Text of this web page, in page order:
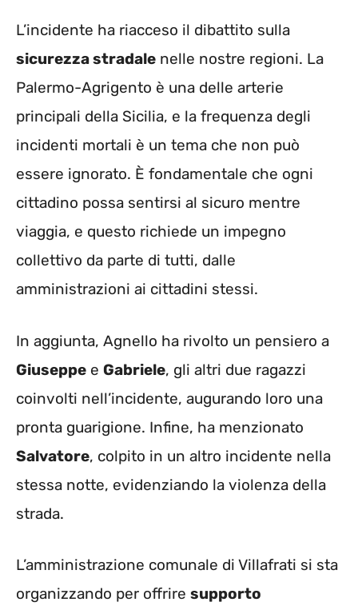
L’incidente ha riacceso il dibattito sulla
sicurezza stradale nelle nostre regioni. La
Palermo-Agrigento è una delle arterie
principali della Sicilia, e la frequenza degli
incidenti mortali è un tema che non può
essere ignorato. È fondamentale che ogni
cittadino possa sentirsi al sicuro mentre
viaggia, e questo richiede un impegno
collettivo da parte di tutti, dalle
amministrazioni ai cittadini stessi.
In aggiunta, Agnello ha rivolto un pensiero a
Giuseppe e Gabriele, gli altri due ragazzi
coinvolti nell’incidente, augurando loro una
pronta guarigione. Infine, ha menzionato
Salvatore, colpito in un altro incidente nella
stessa notte, evidenziando la violenza della
strada.
L’amministrazione comunale di Villafrati si sta
organizzando per offrire supporto